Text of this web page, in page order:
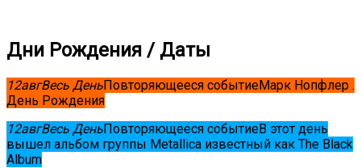
Дни Рождения / Даты
12авгВесь ДеньПовторяющееся событиеМарк Нопфлер .
День Рождения
12авгВесь ДеньПовторяющееся событиеВ этот день
вышел альбом группы Metallica известный как The Black
Album